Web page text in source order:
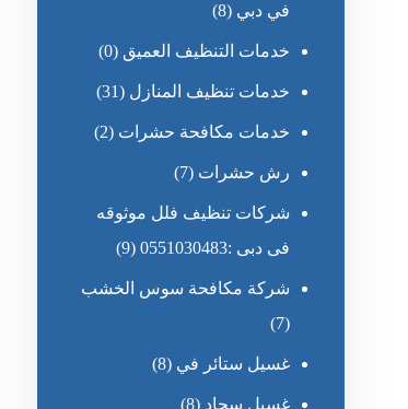
في دبي (8)
خدمات التنظيف العميق (0)
خدمات تنظيف المنازل (31)
خدمات مكافحة حشرات (2)
رش حشرات (7)
شركات تنظيف فلل موثوقه
فى دبى :0551030483
(9)
شركة مكافحة سوس الخشب
(7)
غسيل ستائر في (8)
غسيل سجاد (8)